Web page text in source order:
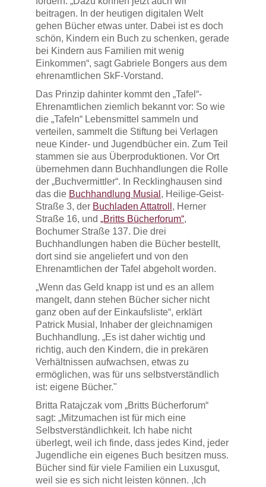
beitragen. In der heutigen digitalen Welt
gehen Bücher etwas unter. Dabei ist es doch
schön, Kindern ein Buch zu schenken, gerade
bei Kindern aus Familien mit wenig
Einkommen“, sagt Gabriele Bongers aus dem
ehrenamtlichen SkF-Vorstand.
Das Prinzip dahinter kommt den „Tafel“-
Ehrenamtlichen ziemlich bekannt vor: So wie
die „Tafeln“ Lebensmittel sammeln und
verteilen, sammelt die Stiftung bei Verlagen
neue Kinder- und Jugendbücher ein. Zum Teil
stammen sie aus Überproduktionen. Vor Ort
übernehmen dann Buchhandlungen die Rolle
der „Buchvermittler“. In Recklinghausen sind
das die Buchhandlung Musial , Heilige-Geist-
Straße 3, der Buchladen Attatroll , Herner
Straße 16, und „Britts Bücherforum“,
Bochumer Straße 137. Die drei
Buchhandlungen haben die Bücher bestellt,
dort sind sie angeliefert und von den
Ehrenamtlichen der Tafel abgeholt worden.
„Wenn das Geld knapp ist und es an allem
mangelt, dann stehen Bücher sicher nicht
ganz oben auf der Einkaufsliste“, erklärt
Patrick Musial, Inhaber der gleichnamigen
Buchhandlung. „Es ist daher wichtig und
richtig, auch den Kindern, die in prekären
Verhältnissen aufwachsen, etwas zu
ermöglichen, was für uns selbstverständlich
ist: eigene Bücher."
Britta Ratajczak vom „Britts Bücherforum“
sagt: „Mitzumachen ist für mich eine
Selbstverständlichkeit. Ich habe nicht
überlegt, weil ich finde, dass jedes Kind, jeder
Jugendliche ein eigenes Buch besitzen muss.
Bücher sind für viele Familien ein Luxusgut,
weil sie es sich nicht leisten können. ,Ich